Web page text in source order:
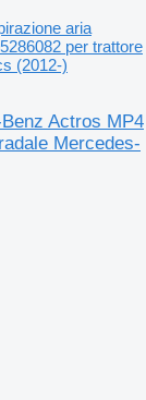
aria
per trattore
(2012-)
Actros MP4
Mercedes-